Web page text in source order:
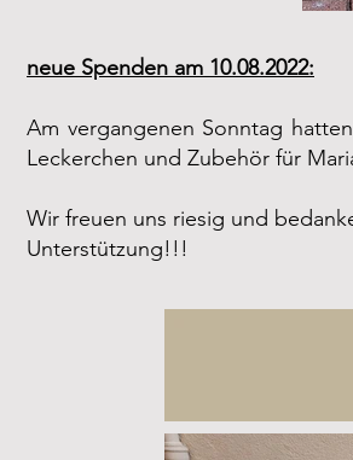
neue Spenden am 10.08.2022:
Am vergangenen Sonntag
Leckerchen und Zubehör für
Wir freuen uns riesig und
Unterstützung!!!